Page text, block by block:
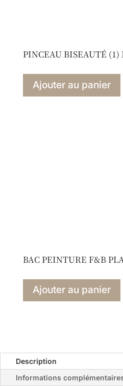
PINCEAU BISEAUTÉ
Ajouter au panier
BAC PEINTURE F&B
Ajouter au panier
Description
Informations